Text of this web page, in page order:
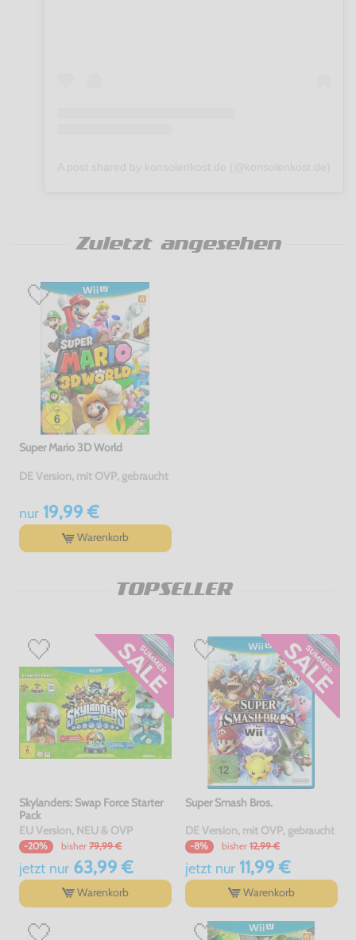
Zuletzt angesehen
Super Mario 3D World
DE Version, mit OVP, gebraucht
nur19,99 €
Warenkorb
TOPSELLER
Skylanders: Swap Force Starter
Pack
EU Version, NEU & OVP
-20% bisher 79,99 €
jetzt nur63,99 €
Warenkorb
Super Smash Bros.
DE Version, mit OVP, gebraucht
-8% bisher 12,99 €
jetzt nur11,99 €
Warenkorb